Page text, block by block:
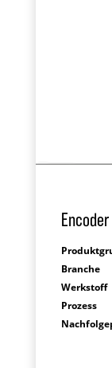
Encoder
Branche
Werkstoff
Prozess